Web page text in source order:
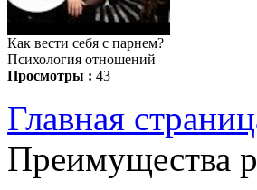
Как вести себя с парнем?
Психология отношений
Просмотры : 43
Главная
Преимущества